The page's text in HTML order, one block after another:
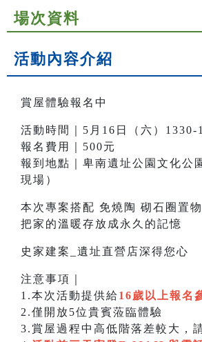
場次資料
活動內容介紹
賞屋體驗報名中
活動時間｜5月16日（六）1330-
報名費用｜500元
報到地點｜卑南遺址公園文化公
現場）
本次專案搭配 免燒陶 砌石圈置
把家的溫暖存放成永久的記憶
史家建案_遺址直營店深得您心
注意事項｜
1.本次活動提供給16歲以上報名
2.僅開放5位貴賓蒞臨體驗
3.賞屋過程中高低階落差較大，